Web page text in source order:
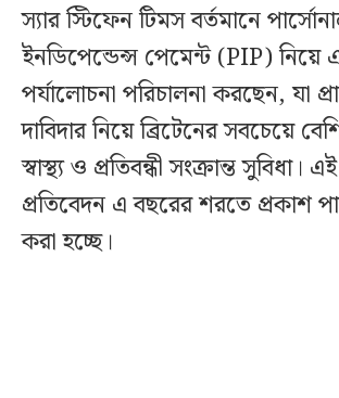
স্যার স্টিফেন টিমস বর্তমানে
ইনডিপেন্ডেন্স পেমেন্ট (PIP) নিয়ে
পর্যালোচনা পরিচালনা করছেন, যা
দাবিদার নিয়ে ব্রিটেনের সবচেয়ে
স্বাস্থ্য ও প্রতিবন্ধী সংক্রান্ত সুবিধা।
প্রতিবেদন এ বছরের শরতে প্রকাশ
করা হচ্ছে।